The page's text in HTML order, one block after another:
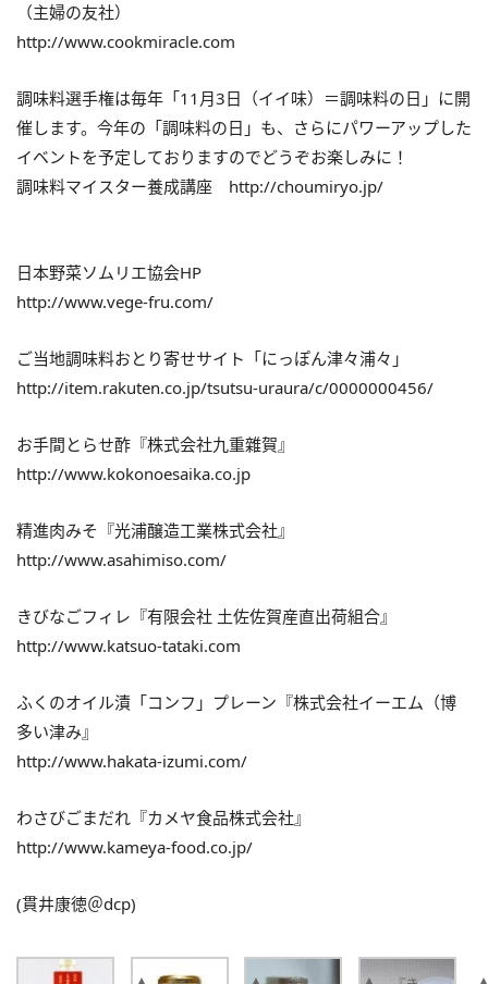
（主婦の友社）
http://www.cookmiracle.com
調味料選手権は毎年「11月3日（イイ味）＝調味料の日」に開
催します。今年の「調味料の日」も、さらにパワーアップした
イベントを予定しておりますのでどうぞお楽しみに！
調味料マイスター養成講座 http://choumiryo.jp/
日本野菜ソムリエ協会HP
http://www.vege-fru.com/
ご当地調味料おとり寄せサイト「にっぽん津々浦々」
http://item.rakuten.co.jp/tsutsu-uraura/c/0000000456/
お手間とらせ酢『株式会社九重雜賀』
http://www.kokonoesaika.co.jp
精進肉みそ『光浦醸造工業株式会社』
http://www.asahimiso.com/
きびなごフィレ『有限会社 土佐佐賀産直出荷組合』
http://www.katsuo-tataki.com
ふくのオイル漬「コンフ」プレーン『株式会社イーエム（博
多い津み』
http://www.hakata-izumi.com/
わさびごまだれ『カメヤ食品株式会社』
http://www.kameya-food.co.jp/
(貫井康徳＠dcp)